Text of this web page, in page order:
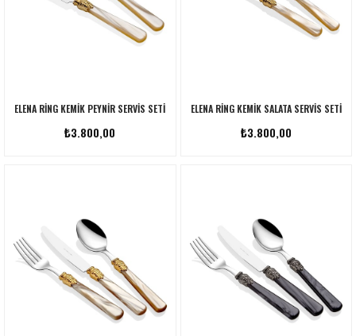
ELENA RING KEMIK PEYNIR SERVIS SETI
₺3.800,00
ELENA RING KEMIK SALATA SERVIS SETI
₺3.800,00